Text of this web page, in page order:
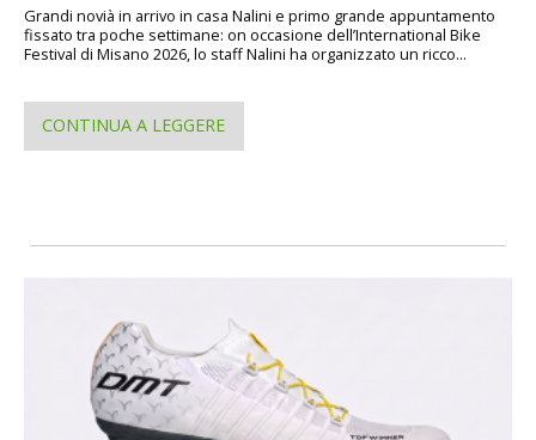
Grandi novià in arrivo in casa Nalini e primo grande appuntamento
fissato tra poche settimane: on occasione dell’International Bike
Festival di Misano 2026, lo staff Nalini ha organizzato un ricco...
CONTINUA A LEGGERE